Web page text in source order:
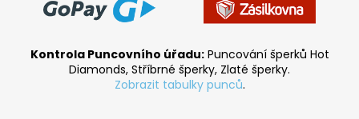
Kontrola Puncovního úřadu:Puncování šperků Hot
Diamonds, Stříbrné šperky, Zlaté šperky.
Zobrazit tabulky punců.